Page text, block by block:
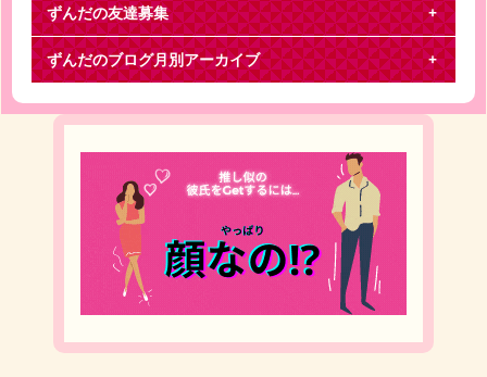
なにわ男子 LIVE TOUR 2026 「ND⁵」
チケットを余分にお持ちの方を探しています。
【求】横浜アリーナ 8/5、8/6 昼夜問わず 【枚数】
ずんだの友達募集
ずんだのブログ月別アーカイブ
2023年3月(1) 2023年2月(1) 2023年1月(4)
2022年12月(9)